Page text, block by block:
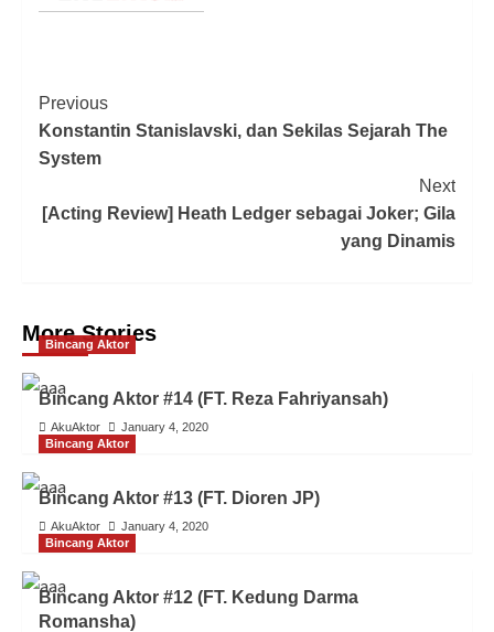
Previous
Konstantin Stanislavski, dan Sekilas Sejarah The
System
Next
[Acting Review] Heath Ledger sebagai Joker; Gila
yang Dinamis
More Stories
Bincang Aktor
Bincang Aktor #14 (FT. Reza Fahriyansah)
AkuAktor
January 4, 2020
Bincang Aktor
Bincang Aktor #13 (FT. Dioren JP)
AkuAktor
January 4, 2020
Bincang Aktor
Bincang Aktor #12 (FT. Kedung Darma
Romansha)